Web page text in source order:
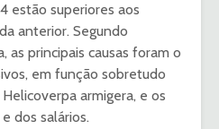
estão superiores aos
anterior. Segundo
as principais causas foram o
em função sobretudo
armigera, e os
dos salários.